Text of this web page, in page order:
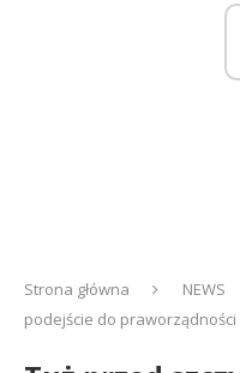
Strona główna NEWS
podejście do